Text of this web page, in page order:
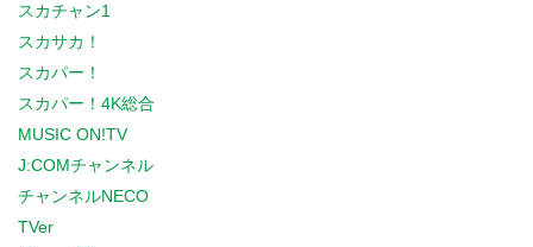
スカチャン1
スカサカ！
スカパー！
スカパー！4K総合
MUSIC ON!TV
J:COMチャンネル
チャンネルNECO
TVer